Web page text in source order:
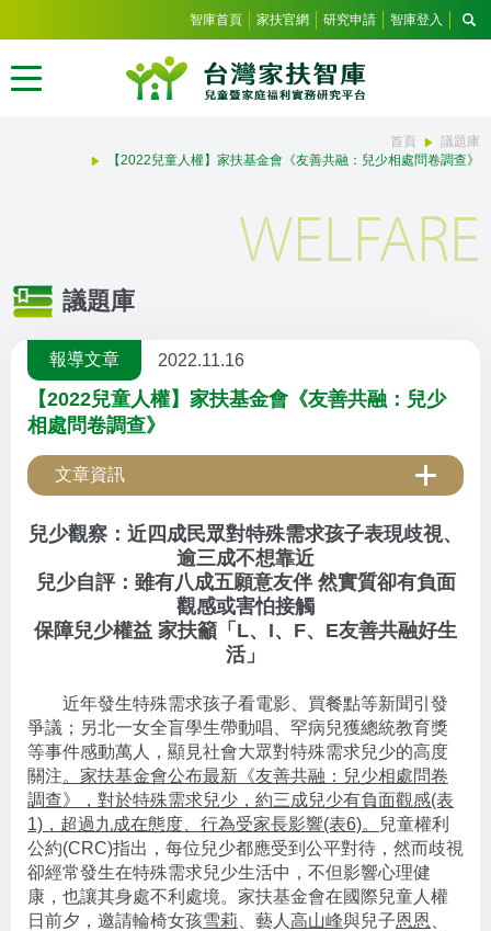
智庫首頁 家扶官網 研究申請 智庫登入
首頁
議題庫
【2022兒童人權】家扶基金會《友善共融：兒少相處問卷調查》
議題庫
WELFARE
報導文章 2022.11.16
【2022兒童人權】家扶基金會《友善共融：兒少
相處問卷調查》
文章資訊
兒少觀察：近四成民眾對特殊需求孩子表現歧視、
逾三成不想靠近
兒少自評：雖有八成五願意友伴 然實質卻有負面
觀感或害怕接觸
保障兒少權益 家扶籲「L、I、F、E友善共融好生
活」
近年發生特殊需求孩子看電影、買餐點等新聞引發
爭議；另北一女全盲學生帶動唱、罕病兒獲總統教育獎
等事件感動萬人，顯見社會大眾對特殊需求兒少的高度
關注。家扶基金會公布最新《友善共融：兒少相處問卷
調查》，對於特殊需求兒少，約三成兒少有負面觀感(表
1)，超過九成在態度、行為受家長影響(表6)。
兒童權利
公約(CRC)指出，每位兒少都應受到公平對待，然而歧視
卻經常發生在特殊需求兒少生活中，不但影響心理健
康，也讓其身處不利處境。家扶基金會在國際兒童人權
日前夕，邀請輪椅女孩雪莉 、藝人 高山峰與兒子恩恩